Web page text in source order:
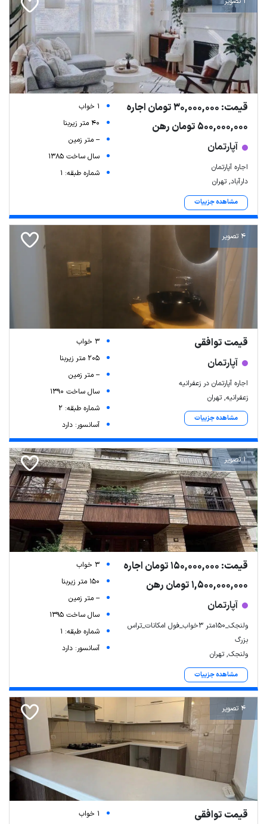
قیمت: 30,000,000 تومان اجاره
500,000,000 تومان رهن
آپارتمان
اجاره آپارتمان
دارآباد, تهران
مشاهده جزییات
1 خواب
40 متر زیربنا
-- متر زمین
سال ساخت 1385
شماره طبقه: 1
4 تصویر
قیمت توافقی
آپارتمان
اجاره آپارتمان در زعفرانیه
زعفرانیه, تهران
مشاهده جزییات
3 خواب
205 متر زیربنا
-- متر زمین
سال ساخت 1390
شماره طبقه: 2
آسانسور: دارد
1 تصویر
قیمت: 150,000,000 تومان اجاره
1,500,000,000 تومان رهن
آپارتمان
ولنجک_۱۵۰متر ۳خواب_فول امکانات_تراس
بزرگ
ولنجک, تهران
مشاهده جزییات
3 خواب
150 متر زیربنا
-- متر زمین
سال ساخت 1395
شماره طبقه: 1
آسانسور: دارد
4 تصویر
قیمت توافقی
1 خواب